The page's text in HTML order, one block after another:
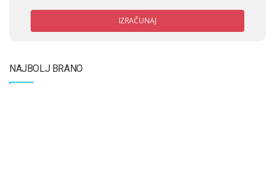
IZRAČUNAJ
NAJBOLJ BRANO